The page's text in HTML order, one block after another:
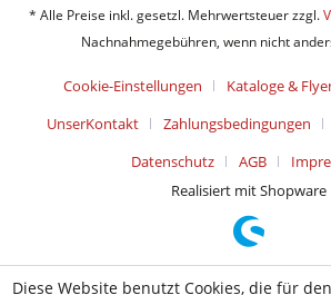
* Alle Preise inkl. gesetzl. Mehrwertsteuer zzgl.
Nachnahmegebühren, wenn nicht
Cookie-Einstellungen Kataloge &
UnserKontakt
Zahlungsbedingungen
Datenschutz
AGB
Realisiert mit Shopware
Diese Website benutzt Cookies, die für